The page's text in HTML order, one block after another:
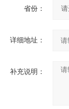
省份：
详细地址：
补充说明：